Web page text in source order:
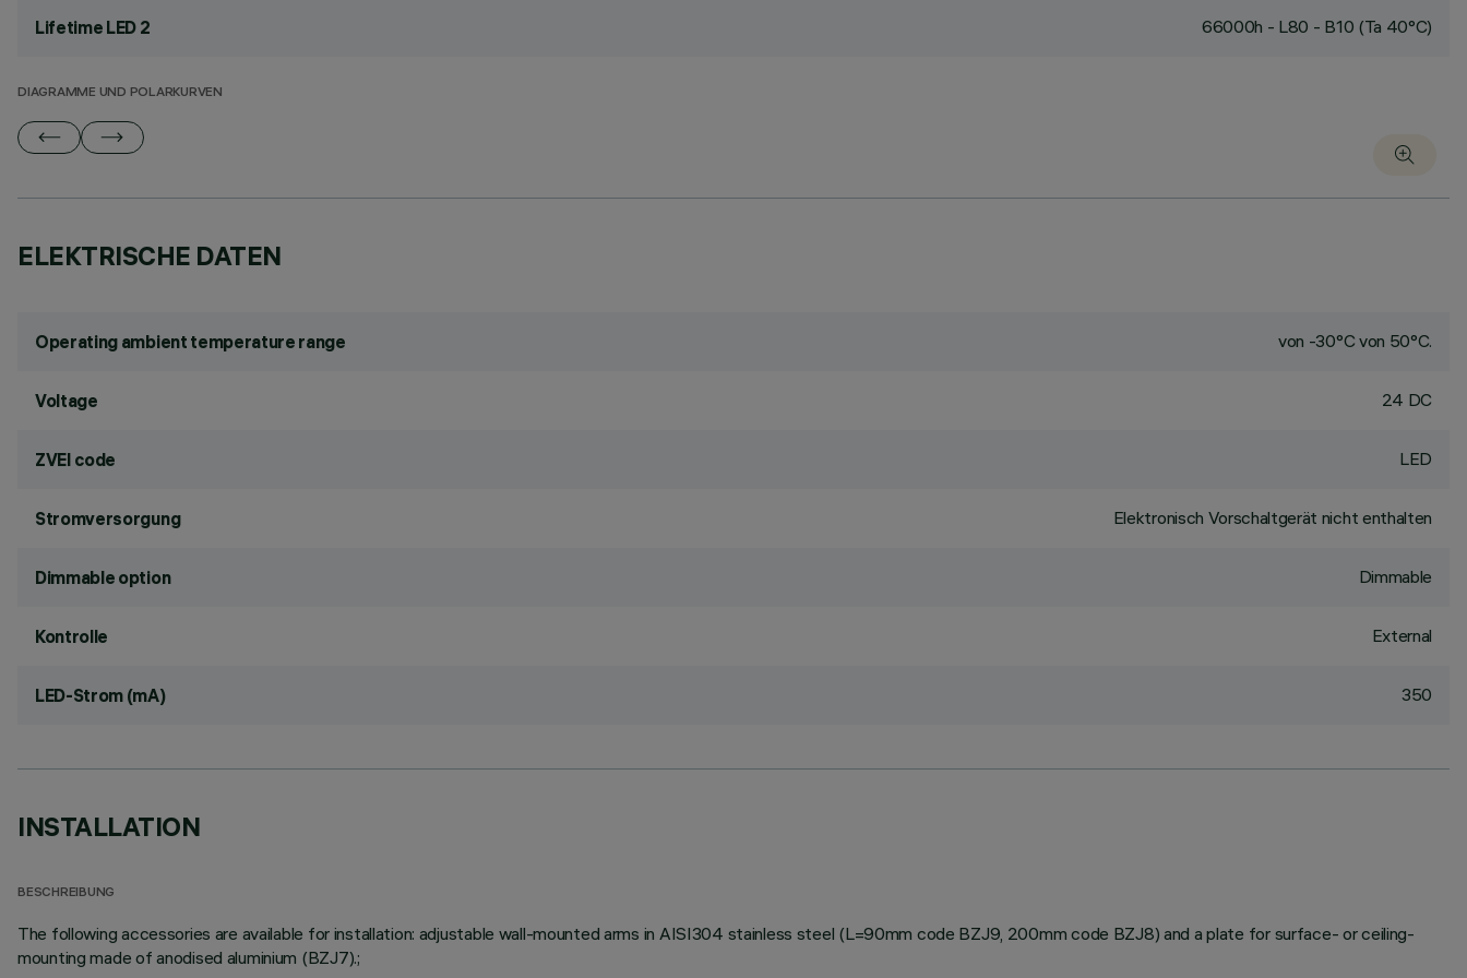
Lifetime LED 2 66000h - L80 - B10 (Ta 40°C)
DIAGRAMME UND POLARKURVEN
ELEKTRISCHE DATEN
Operating ambient temperature range von -30°C von 50°C.
Voltage 24 DC
ZVEI code LED
Stromversorgung Elektronisch Vorschaltgerät nicht enthalten
Dimmable option Dimmable
Kontrolle External
LED-Strom (mA) 350
INSTALLATION
BESCHREIBUNG
The following accessories are available for installation: adjustable wall-mounted arms in AISI304 stainless steel (L=90mm code BZJ9, 200mm code BZJ8) and a plate for surface- or ceiling-
mounting made of anodised aluminium (BZJ7).;